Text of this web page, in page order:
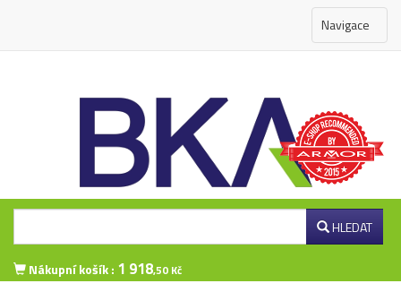
Navigace
HLEDAT
Nákupní košík : 1 918,50 Kč